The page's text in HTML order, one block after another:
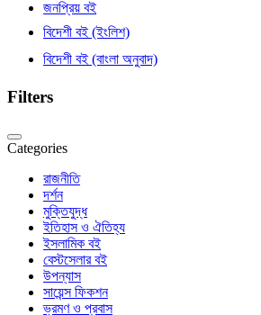
জনপ্রিয় বই
বিদেশী বই (ইংলিশ)
বিদেশী বই (বাংলা অনুবাদ)
Filters
Categories
রাজনীতি
দর্শন
মুক্তিযুদ্ধ
ইতিহাস ও ঐতিহ্য
ইসলামিক বই
বেস্টসেলার বই
উপন্যাস
সায়েন্স ফিকশন
ভ্রমণ ও প্রবাস